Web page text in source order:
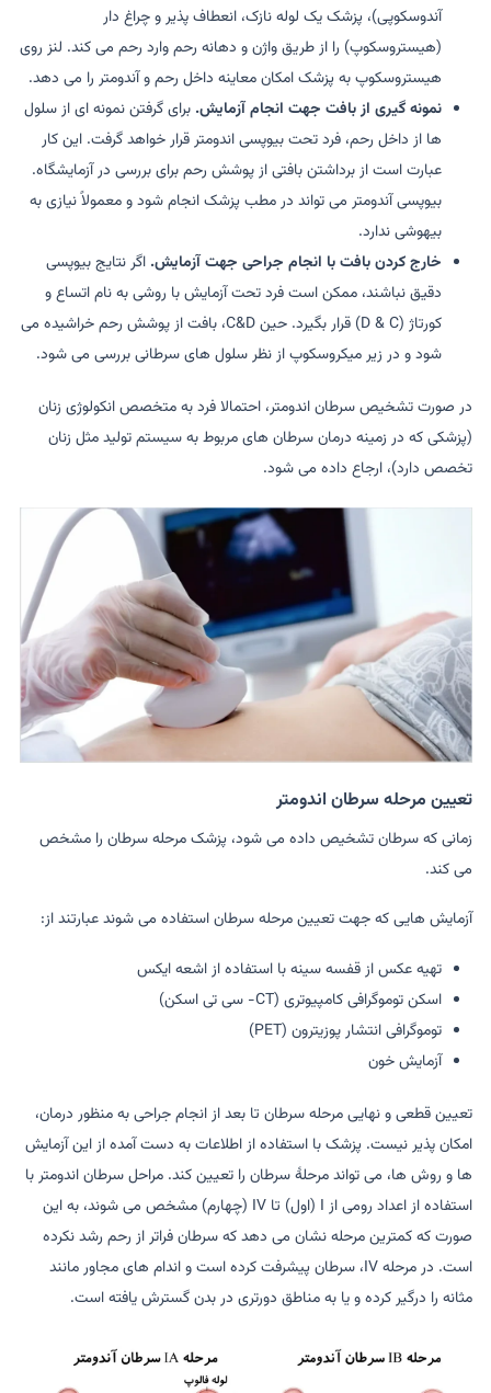
آندوسکوپی)، پزشک یک لوله نازک، انعطاف پذیر و چراغ دار
(هیستروسکوپ) را از طریق واژن و دهانه رحم وارد رحم می کند. لنز روی
هیستروسکوپ به پزشک امکان معاینه داخل رحم و آندومتر را می دهد.
نمونه گیری از بافت جهت انجام آزمایش. برای گرفتن نمونه ای از سلول
ها از داخل رحم، فرد تحت بیوپسی اندومتر قرار خواهد گرفت. این کار
عبارت است از برداشتن بافتی از پوشش رحم برای بررسی در آزمایشگاه.
بیوپسی آندومتر می تواند در مطب پزشک انجام شود و معمولاً نیازی به
بیهوشی ندارد.
خارج کردن بافت با انجام جراحی جهت آزمایش. اگر نتایج بیوپسی
دقیق نباشند، ممکن است فرد تحت آزمایش با روشی به نام اتساع و
کورتاژ (D & C) قرار بگیرد. حین C&D، بافت از پوشش رحم خراشیده می
شود و در زیر میکروسکوپ از نظر سلول های سرطانی بررسی می شود.
در صورت تشخیص سرطان اندومتر، احتمالا فرد به متخصص انکولوژی زنان
(پزشکی که در زمینه درمان سرطان های مربوط به سیستم تولید مثل زنان
تخصص دارد)، ارجاع داده می شود.
تعیین مرحله سرطان اندومتر
زمانی که سرطان تشخیص داده می شود، پزشک مرحله سرطان را مشخص
می کند.
آزمایش هایی که جهت تعیین مرحله سرطان استفاده می شوند عبارتند از:
تهیه عکس از قفسه سینه با استفاده از اشعه ایکس
اسکن توموگرافی کامپیوتری (CT- سی تی اسکن)
توموگرافی انتشار پوزیترون (PET)
آزمایش خون
تعیین قطعی و نهایی مرحله سرطان تا بعد از انجام جراحی به منظور درمان،
امکان پذیر نیست. پزشک با استفاده از اطلاعات به دست آمده از این آزمایش
ها و روش ها، می تواند مرحلۀ سرطان را تعیین کند. مراحل سرطان اندومتر با
استفاده از اعداد رومی از I (اول) تا IV (چهارم) مشخص می شوند، به این
صورت که کمترین مرحله نشان می دهد که سرطان فراتر از رحم رشد نکرده
است. در مرحله IV، سرطان پیشرفت کرده است و اندام های مجاور مانند
مثانه را درگیر کرده و یا به مناطق دورتری در بدن گسترش یافته است.